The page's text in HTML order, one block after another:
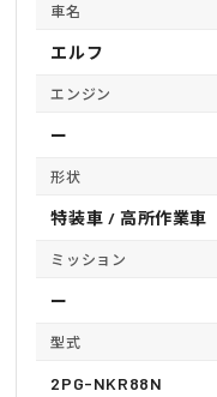
車名
エルフ
エンジン
ー
形状
特装車 / 高所作業車
ミッション
ー
型式
2PG-NKR88N